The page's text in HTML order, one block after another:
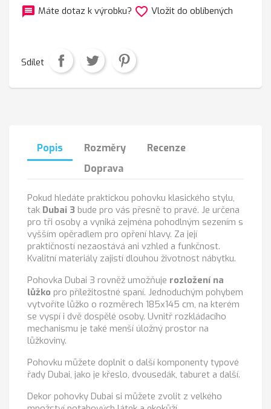
message Máte dotaz k výrobku? favorite_border Vložit do oblíbených
Sdílet
Popis Rozměry
Recenze
Doprava
Pokud hledáte praktickou pohovku klasického stylu,
tak Dubai 3 bude pro vás přesně to pravé. Je určena
pro tři osoby a vyniká zejména pohodlným sezením s
vyšším opěradlem pro opření hlavy. Za její
praktičností nezaostává ani vzhled a funkčnost.
Kvalitní materiály zajistí dlouhou životnost nábytku.
Pohovka Dubai 3 rovněž umožňuje rozložení na
lůžko pro příležitostné spaní. Jednoduchým pohybem
vytvoříte lůžko o rozměrech 185x145 cm, na kterém
se vyspí i dvě dospělé osoby. Uvnitř rozkládacího
mechanismu je také menší úložný prostor na
lůžkoviny.
Pohovku můžete doplnit o další komponenty typové
řady Dubai, jako je křeslo, dvousedák, taburet a další.
Dekor pohovky Dubai si můžete zvolit z velkého